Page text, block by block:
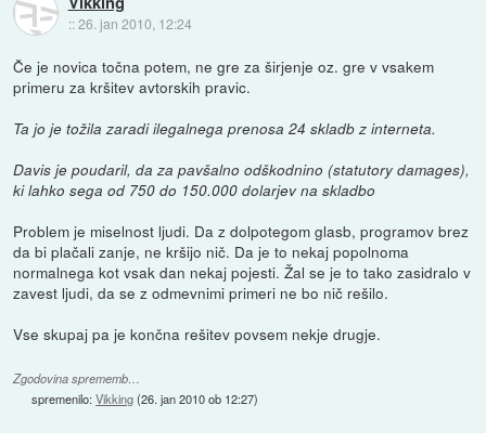
::26. jan 2010, 12:24
Če je novica točna potem, ne gre za širjenje oz. gre v vsakem
primeru za kršitev avtorskih pravic.
Ta jo je tožila zaradi ilegalnega prenosa 24 skladb z interneta.
Davis je poudaril, da za pavšalno odškodnino (statutory damages),
ki lahko sega od 750 do 150.000 dolarjev na skladbo
Problem je miselnost ljudi. Da z dolpotegom glasb, programov brez
da bi plačali zanje, ne kršijo nič. Da je to nekaj popolnoma
normalnega kot vsak dan nekaj pojesti. Žal se je to tako zasidralo v
zavest ljudi, da se z odmevnimi primeri ne bo nič rešilo.
Vse skupaj pa je končna rešitev povsem nekje drugje.
Zgodovina sprememb…
spremenilo:Vikking(26. jan 2010 ob 12:27)